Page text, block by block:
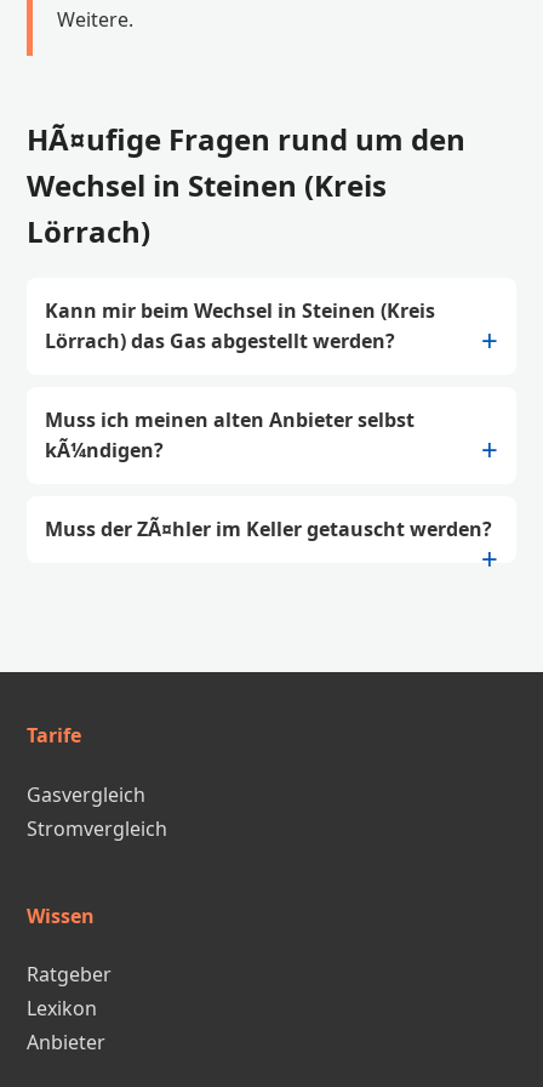
Weitere.
HÃ¤ufige Fragen rund um den
Wechsel in Steinen (Kreis
Lörrach)
Kann mir beim Wechsel in Steinen (Kreis
Lörrach) das Gas abgestellt werden?
Muss ich meinen alten Anbieter selbst
kÃ¼ndigen?
Muss der ZÃ¤hler im Keller getauscht werden?
Tarife
Gasvergleich
Stromvergleich
Wissen
Ratgeber
Lexikon
Anbieter